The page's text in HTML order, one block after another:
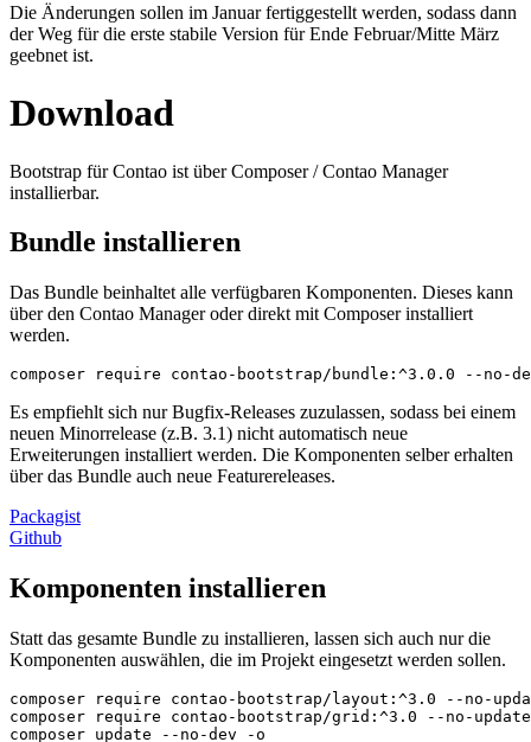
Die Änderungen sollen im Januar fertiggestellt werden, sodass dann
der Weg für die erste stabile Version für Ende Februar/Mitte März
geebnet ist.
Download
Bootstrap für Contao ist über Composer / Contao Manager
installierbar.
Bundle installieren
Das Bundle beinhaltet alle verfügbaren Komponenten. Dieses kann
über den Contao Manager oder direkt mit Composer installiert
werden.
composer require contao-bootstrap/bundle:^3.0.0 --no-
Es empfiehlt sich nur Bugfix-Releases zuzulassen, sodass bei einem
neuen Minorrelease (z.B. 3.1) nicht automatisch neue
Erweiterungen installiert werden. Die Komponenten selber erhalten
über das Bundle auch neue Featurereleases.
Packagist
Github
Komponenten installieren
Statt das gesamte Bundle zu installieren, lassen sich auch nur die
Komponenten auswählen, die im Projekt eingesetzt werden sollen.
composer require contao-bootstrap/layout:^3.0 --no-
composer require contao-bootstrap/grid:^3.0 --no-update
composer update --no-dev -o